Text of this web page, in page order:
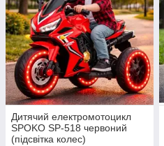
Дитячий електромотоцикл
SPOKO SP-518 червоний
(підсвітка колес)